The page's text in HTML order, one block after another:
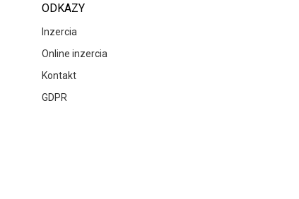
ODKAZY
Inzercia
Online inzercia
Kontakt
GDPR